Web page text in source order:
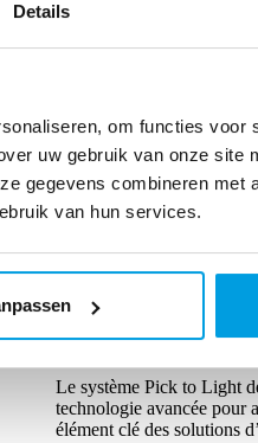
Details
om functies voor
uw gebruik van onze site
gegevens combineren met
van hun services.
Comment fonctionne un
Le système Pick to Light
technologie avancée pour
élément clé des solutions